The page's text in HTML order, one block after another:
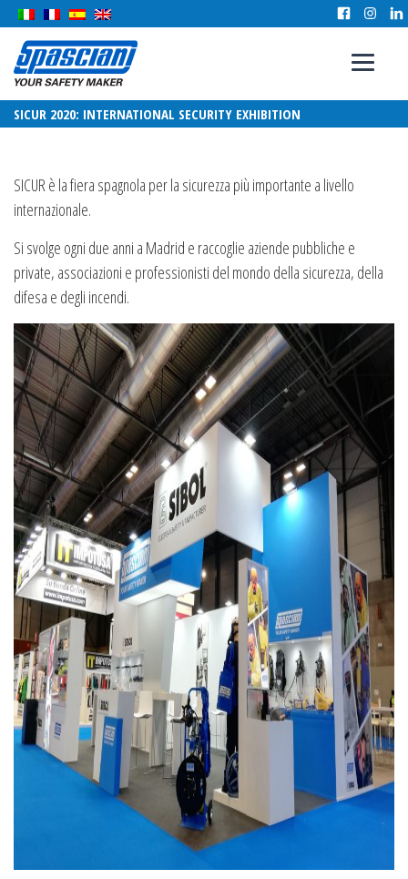
SICUR 2020: INTERNATIONAL SECURITY EXHIBITION
SICUR è la fiera spagnola per la sicurezza più importante a livello
internazionale.
Si svolge ogni due anni a Madrid e raccoglie aziende pubbliche e
private, associazioni e professionisti del mondo della sicurezza, della
difesa e degli incendi.